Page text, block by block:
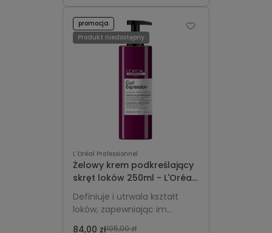
L'Oréal Professionnel
Żelowy krem podkreślający
skręt loków 250ml - L'Oréal
Professionnel Curl
Expression
Definiuje i utrwala kształt
loków, zapewniając im
84,00 zł105,00 zł
promocja
Produkt niedostępny